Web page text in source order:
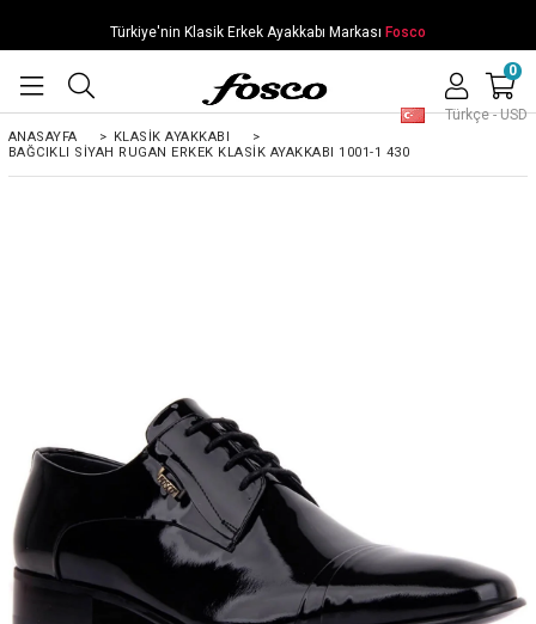
Türkiye'nin Klasik Erkek Ayakkabı Markası Fosco
Türkçe - USD
0
ANASAYFA > KLASIK AYAKKABI
>
BAĞCIKLI SIYAH RUGAN ERKEK KLASIK AYAKKABI 1001-1 430